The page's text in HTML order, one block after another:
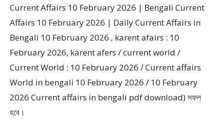
Current Affairs 10 February 2026 | Bengali Current
Affairs 10 February 2026 | Daily Current Affairs in
Bengali 10 February 2026 , karent afairs : 10
February 2026, karent afers / current world /
Current World : 10 February 2026 / Current affairs
World in bengali 10 February 2026 / 10 February
2026 Current affairs in bengali pdf download) সফল
হবে।